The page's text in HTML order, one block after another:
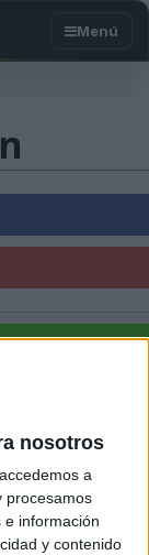
nosotros
a
procesamos
e información
y contenido